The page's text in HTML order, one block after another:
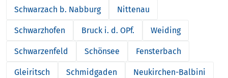
Schwarzach b. Nabburg Nittenau
Schwarzhofen Bruck i. d. OPf. Weiding
Schwarzenfeld Schönsee Fensterbach
Gleiritsch Schmidgaden Neukirchen-Balbini